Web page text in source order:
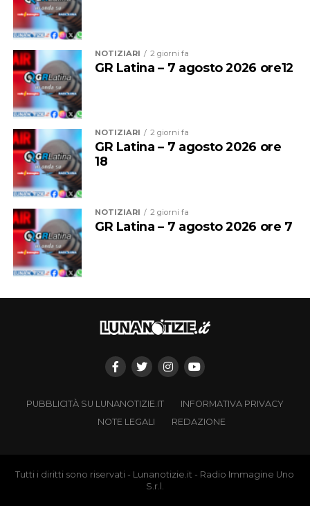
NOTIZIARI 2 giorni fa
GR Latina – 7 agosto 2026 ore12
NOTIZIARI 2 giorni fa
GR Latina – 7 agosto 2026 ore
18
NOTIZIARI 2 giorni fa
GR Latina – 7 agosto 2026 ore 7
PUBBLICITÀ SU LUNANOTIZIE.IT
INFORMATIVA PRIVACY
NOTE LEGALI
REDAZIONE
Tutti i diritti sono riservati - Lunanotizie.it - Radio Immagine Uno
S.r.l.